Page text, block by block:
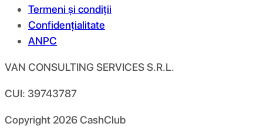
Termeni și condiții
Confidențialitate
ANPC
VAN CONSULTING SERVICES S.R.L.
CUI: 39743787
Copyright 2026CashClub